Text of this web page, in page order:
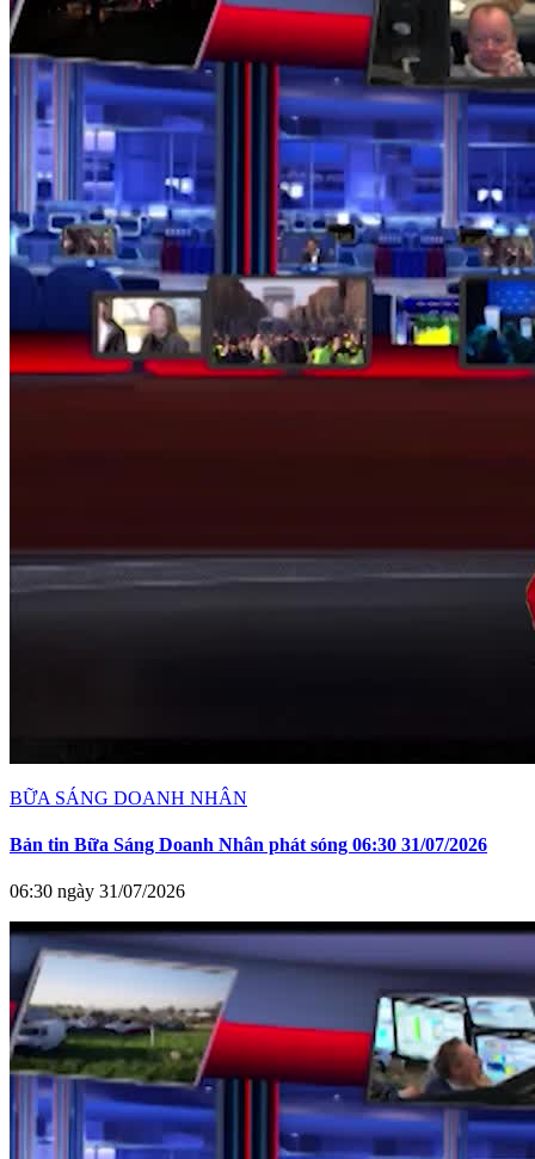
BỮA SÁNG DOANH NHÂN
Bản tin Bữa Sáng Doanh Nhân phát sóng 06:30 31/07/2026
06:30 ngày 31/07/2026